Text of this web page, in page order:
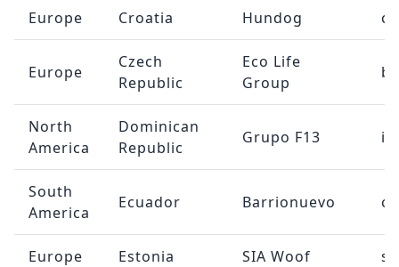
Europe Croatia Hundog
Europe
Czech
Republic
Eco Life
Group
North
America
Dominican
Republic
Grupo F13
South
America
Ecuador Barrionuevo
Europe Estonia SIA Woof